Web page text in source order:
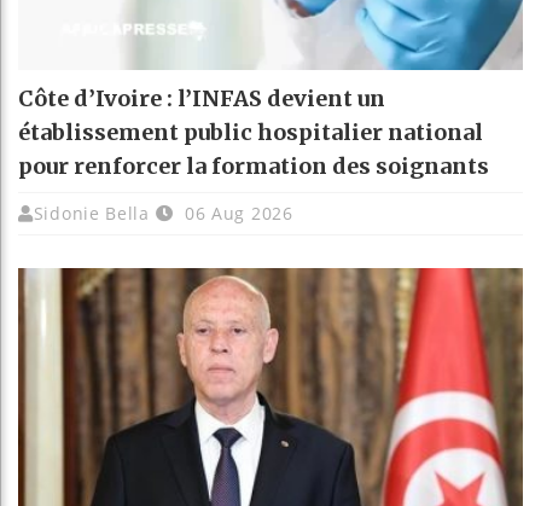
Côte d’Ivoire : l’INFAS devient un
établissement public hospitalier national
pour renforcer la formation des soignants
Sidonie Bella 06 Aug 2026